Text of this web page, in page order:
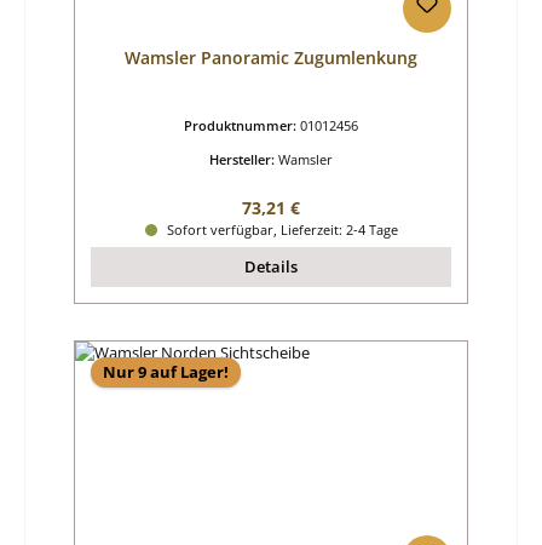
Wamsler Panoramic Zugumlenkung
Produktnummer: 01012456
Hersteller: Wamsler
Regulärer Preis:
73,21 €
Sofort verfügbar, Lieferzeit: 2-4 Tage
Details
Nur 9 auf Lager!